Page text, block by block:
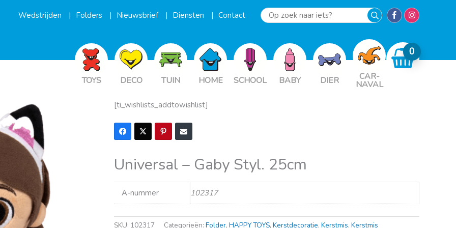
Wedstrijden Folders Nieuwsbrief Diensten Contact
Op
iets?
TOYS DECO TUIN HOME SCHOOL BABY DIER CAR-
NAVAL
[ti_wishlists_addtowishlist]
Universal – Gaby Styl. 25cm
A-nummer 102317
SKU: 102317 Categorieën: Folder, HAPPY TOYS, Kerstdecoratie, Kerstmis, Kerstmis